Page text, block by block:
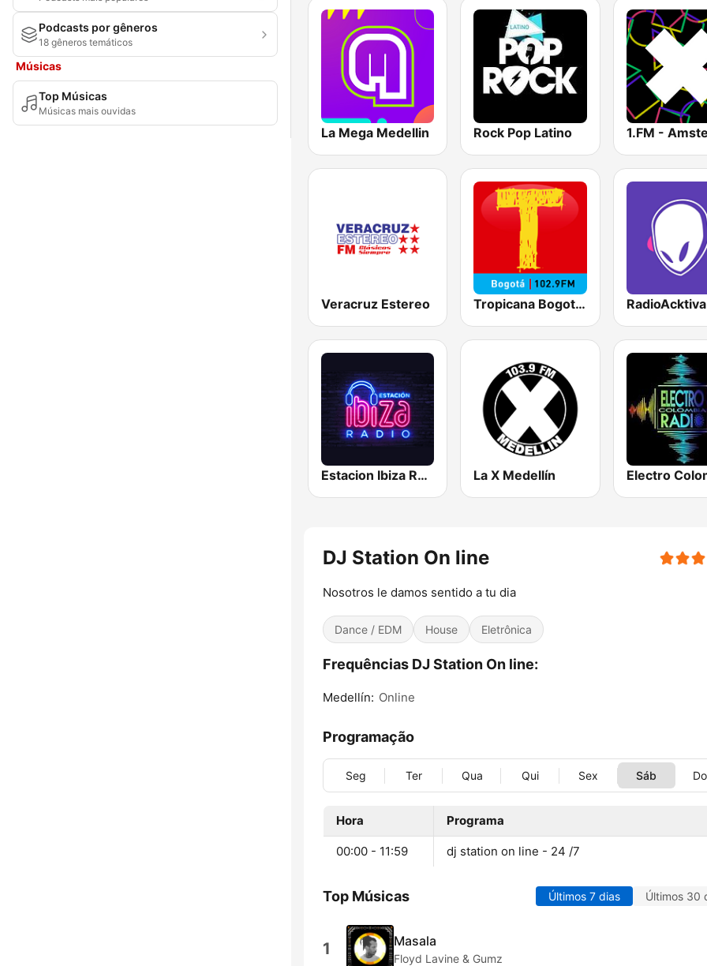
Podcasts por gêneros
18 gêneros temáticos
Músicas
Top Músicas
Músicas mais ouvidas
La Mega Medellin Rock Pop Latino
Veracruz Estereo Tropicana Bogotá 102.9 FM
Estacion Ibiza Radio La X Medellín
DJ Station On line
Nosotros le damos sentido a tu dia
Dance / EDM House Eletrônica
Frequências DJ Station On line:
Medellín: Online
Programação
Seg Ter Qua Qui Sex Sáb
Hora Programa
00:00 - 11:59 dj station on line - 24 /7
Top Músicas Últimos 7 dias Últimos 30
1 Masala
Floyd Lavine & Gumz